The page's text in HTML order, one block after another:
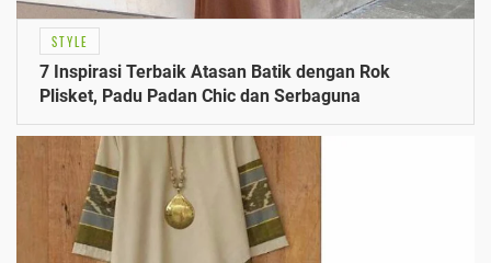
STYLE
7 Inspirasi Terbaik Atasan Batik dengan Rok
Plisket, Padu Padan Chic dan Serbaguna